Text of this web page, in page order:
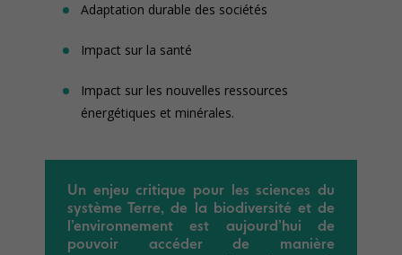
Adaptation durable des sociétés
Impact sur la santé
Impact sur les nouvelles ressources
énergétiques et minérales.
Un enjeu critique pour les sciences du
système Terre, de la biodiversité et de
l’environnement est aujourd’hui de
pouvoir accéder de manière